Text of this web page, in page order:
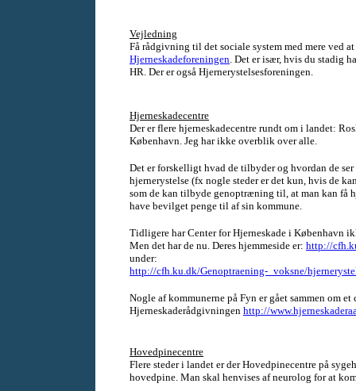
Vejledning
Få rådgivning til det sociale system med mere ved
Hjerneskadeforeningen. Det er især, hvis du stadig
HR. Der er også Hjernerystelsesforeningen.
Hjerneskadecentre
Der er flere hjerneskadecentre rundt om i landet:
København. Jeg har ikke overblik over alle.
Det er forskelligt hvad de tilbyder og hvordan de
hjernerystelse (fx nogle steder er det kun, hvis de
som de kan tilbyde genoptræning til, at man kan få
have bevilget penge til af sin kommune.
Tidligere har Center for Hjerneskade i København
Men det har de nu. Deres hjemmeside er: http://
under:
http://cfh.ku.dk/Genoptraening-_voksne/
Nogle af kommunerne på Fyn er gået sammen om et
Hjerneskaderådgivningen http://
Hovedpinecentre
Flere steder i landet er der Hovedpinecentre på
hovedpine. Man skal henvises af neurolog for at